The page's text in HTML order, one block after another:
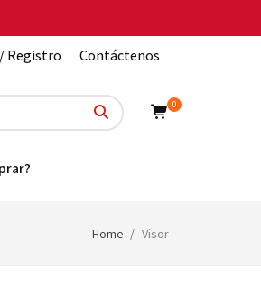
Registro Contáctenos
0
Home Visor